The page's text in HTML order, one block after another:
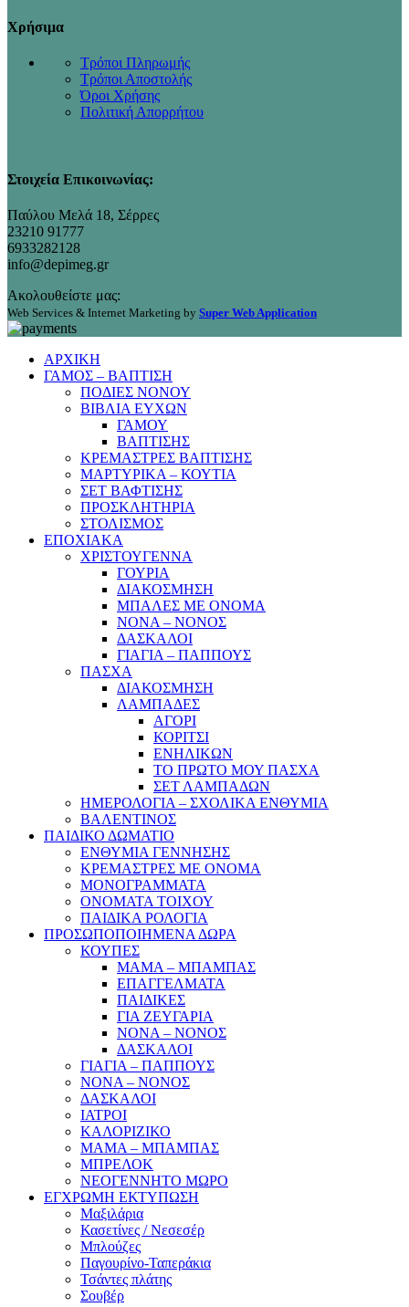
Χρήσιμα
Τρόποι Πληρωμής
Τρόποι Αποστολής
Όροι Χρήσης
Πολιτική Απορρήτου
Στοιχεία Επικοινωνίας:
Παύλου Μελά 18, Σέρρες
23210 91777
6933282128
info@depimeg.gr
Ακολουθείστε μας:
Web Services & Internet Marketing by Super Web Application
ΑΡΧΙΚΗ
ΓΑΜΟΣ – ΒΑΠΤΙΣΗ
ΠΟΔΙΕΣ ΝΟΝΟΥ
ΒΙΒΛΙΑ ΕΥΧΩΝ
ΓΑΜΟΥ
ΒΑΠΤΙΣΗΣ
ΚΡΕΜΑΣΤΡΕΣ ΒΑΠΤΙΣΗΣ
ΜΑΡΤΥΡΙΚΑ – ΚΟΥΤΙΑ
ΣΕΤ ΒΑΦΤΙΣΗΣ
ΠΡΟΣΚΛΗΤΗΡΙΑ
ΣΤΟΛΙΣΜΟΣ
ΕΠΟΧΙΑΚΑ
ΧΡΙΣΤΟΥΓΕΝΝΑ
ΓΟΥΡΙΑ
ΔΙΑΚΟΣΜΗΣΗ
ΜΠΑΛΕΣ ΜΕ ΟΝΟΜΑ
ΝΟΝΑ – ΝΟΝΟΣ
ΔΑΣΚΑΛΟΙ
ΓΙΑΓΙΑ – ΠΑΠΠΟΥΣ
ΠΑΣΧΑ
ΔΙΑΚΟΣΜΗΣΗ
ΛΑΜΠΑΔΕΣ
ΑΓΟΡΙ
ΚΟΡΙΤΣΙ
ΕΝΗΛΙΚΩΝ
ΤΟ ΠΡΩΤΟ ΜΟΥ ΠΑΣΧΑ
ΣΕΤ ΛΑΜΠΑΔΩΝ
ΗΜΕΡΟΛΟΓΙΑ – ΣΧΟΛΙΚΑ ΕΝΘΥΜΙΑ
ΒΑΛΕΝΤΙΝΟΣ
ΠΑΙΔΙΚΟ ΔΩΜΑΤΙΟ
ΕΝΘΥΜΙΑ ΓΕΝΝΗΣΗΣ
ΚΡΕΜΑΣΤΡΕΣ ΜΕ ΟΝΟΜΑ
ΜΟΝΟΓΡΑΜΜΑΤΑ
ΟΝΟΜΑΤΑ ΤΟΙΧΟΥ
ΠΑΙΔΙΚΑ ΡΟΛΟΓΙΑ
ΠΡΟΣΩΠΟΠΟΙΗΜΕΝΑ ΔΩΡΑ
ΚΟΥΠΕΣ
ΜΑΜΑ – ΜΠΑΜΠΑΣ
ΕΠΑΓΓΕΛΜΑΤΑ
ΠΑΙΔΙΚΕΣ
ΓΙΑ ΖΕΥΓΑΡΙΑ
ΝΟΝΑ – ΝΟΝΟΣ
ΔΑΣΚΑΛΟΙ
ΓΙΑΓΙΑ – ΠΑΠΠΟΥΣ
ΝΟΝΑ – ΝΟΝΟΣ
ΔΑΣΚΑΛΟΙ
ΙΑΤΡΟΙ
ΚΑΛΟΡΙΖΙΚΟ
ΜΑΜΑ – ΜΠΑΜΠΑΣ
ΜΠΡΕΛΟΚ
ΝΕΟΓΕΝΝΗΤΟ ΜΩΡΟ
ΕΓΧΡΩΜΗ ΕΚΤΥΠΩΣΗ
Μαξιλάρια
Κασετίνες / Νεσεσέρ
Μπλούζες
Παγουρίνο-Ταπεράκια
Τσάντες πλάτης
Σουβέρ